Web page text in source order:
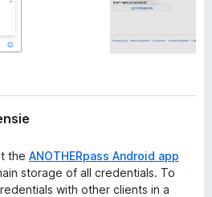
the ANOTHERpass Android app
storage of all credentials. To
with other clients in a